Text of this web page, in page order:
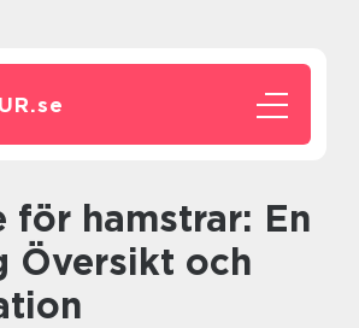
se
Översikt och